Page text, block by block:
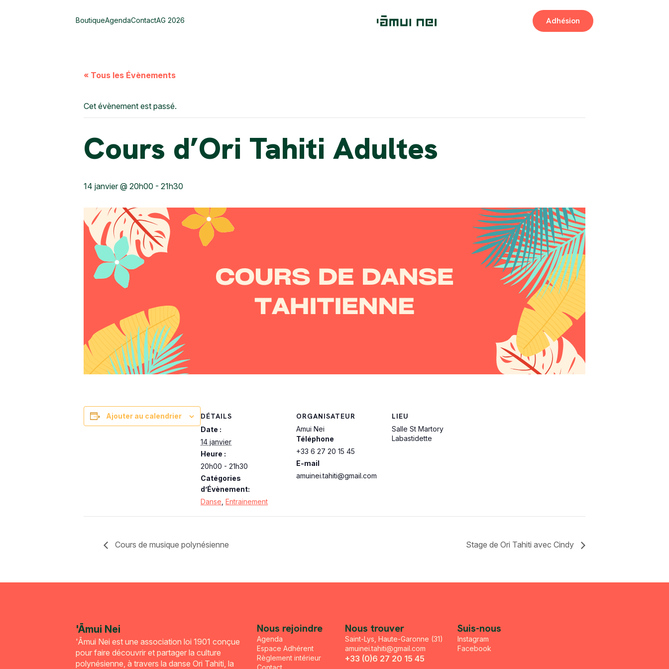
BoutiqueAgendaContactAG 2026 Adhésion
« Tous les Évènements
Cet évènement est passé.
Cours d’Ori Tahiti Adultes
14 janvier @ 20h00 - 21h30
Ajouter au calendrier DÉTAILS
Date :
14 janvier
Heure :
20h00 - 21h30
Catégories
d’Évènement:
Danse Entrainement
ORGANISATEUR
Amui Nei
Téléphone
+33 6 27 20 15 45
E-mail
amuinei.tahiti@gmail.com
LIEU
Salle St Martory
Labastidette
Cours de musique polynésienne Stage de Ori Tahiti avec Cindy
'Āmui Nei
'Āmui Nei est une association loi 1901 conçue
pour faire découvrir et partager la culture
polynésienne, à travers la danse Ori Tahiti, la
Nous rejoindre
Agenda
Espace Adhérent
Règlement intérieur
Contact
Nous trouver
Saint-Lys, Haute-Garonne (31)
amuinei.tahiti@gmail.com
+33 (0)6 27 20 15 45
Suis-nous
Instagram
Facebook